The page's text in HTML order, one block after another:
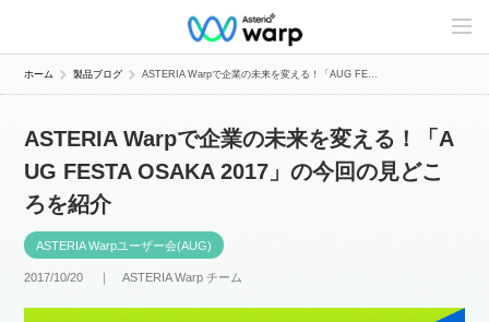
C
n
e
ホーム 製品ブログ ASTERIA Warpで企業の未来を変える！「AUG FE...
ASTERIA Warpで企業の未来を変える！「A
UG FESTA OSAKA 2017」の今回の見どこ
ろを紹介
ASTERIA Warpユーザー会(AUG)
2017/10/20 ｜ASTERIA Warp チーム